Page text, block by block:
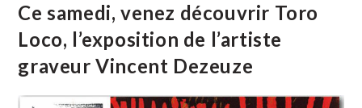
Ce samedi, venez découvrir Toro
Loco, l’exposition de l’artiste
graveur Vincent Dezeuze